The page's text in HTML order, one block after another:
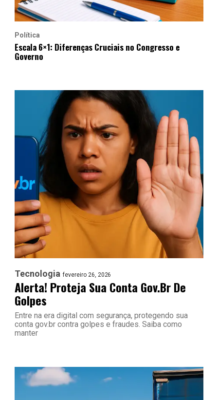
Política
Escala 6×1: Diferenças Cruciais no Congresso e
Governo
Tecnologia fevereiro 26, 2026
Alerta! Proteja Sua Conta Gov.br De
Golpes
Entre na era digital com segurança, protegendo sua
conta gov.br contra golpes e fraudes. Saiba como
manter